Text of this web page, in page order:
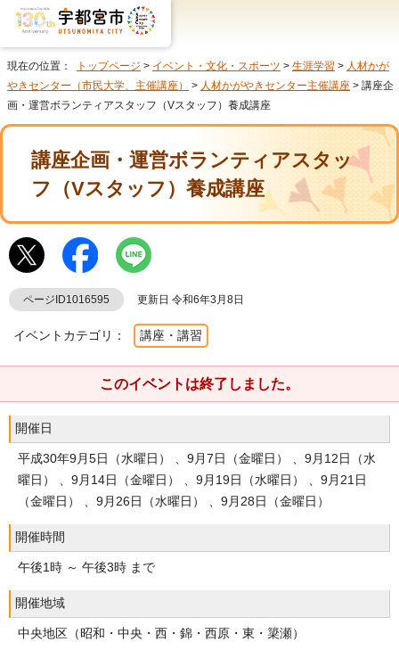
現在の位置： トップページ > イベント・文化・スポーツ > 生涯学習 > 人材かが
やきセンター（市民大学、主催講座）
> 人材かがやきセンター主催講座 > 講座企
画・運営ボランティアスタッフ（Vスタッフ）養成講座
講座企画・運営ボランティアスタッ
フ（Vスタッフ）養成講座
ページID1016595 更新日 令和6年3月8日
イベントカテゴリ： 講座・講習
このイベントは終了しました。
開催日
平成30年9月5日（水曜日） 、9月7日（金曜日） 、9月12日（水
曜日） 、9月14日（金曜日） 、9月19日（水曜日） 、9月21日
（金曜日） 、9月26日（水曜日） 、9月28日（金曜日）
開催時間
午後1時 ～ 午後3時 まで
開催地域
中央地区（昭和・中央・西・錦・西原・東・簗瀬）